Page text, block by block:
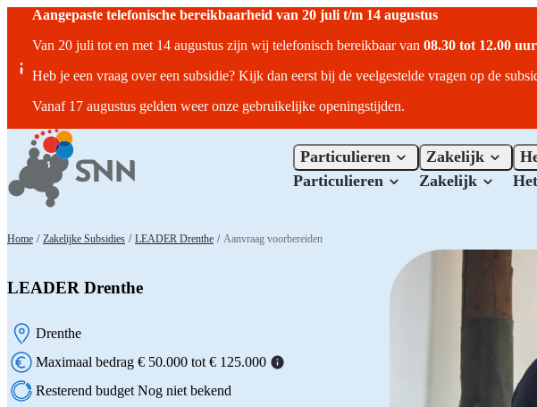
Aangepaste telefonische bereikbaarheid van 20 juli t/m 14 augustus
Van 20 juli tot en met 14 augustus zijn wij telefonisch bereikbaar van 08.30 tot 12.00 uur
Heb je een vraag over een subsidie? Kijk dan eerst bij de veelgestelde vragen op de
Vanaf 17 augustus gelden weer onze gebruikelijke openingstijden.
Particulieren
Particulieren
Zakelijk
Zakelijk
Home / Zakelijke Subsidies / LEADER Drenthe / Aanvraag voorbereiden
LEADER Drenthe
Locatie:
Drenthe
Maximaal bedrag € 50.000 tot € 125.000
Resterend budget Nog niet bekend